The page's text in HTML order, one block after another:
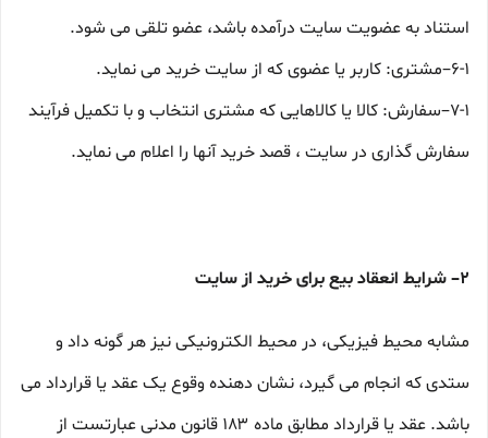
استناد به عضویت سایت درآمده باشد، عضو تلقی می شود.
۶-۱–مشتری: کاربر یا عضوی که از سایت خرید می نماید.
۷-۱–سفارش: کالا یا کالاهایی که مشتری انتخاب و با تکمیل فرآیند
سفارش گذاری در سایت ، قصد خرید آنها را اعلام می نماید.
۲– شرایط انعقاد بیع برای خرید از سایت
مشابه محیط فیزیکی، در محیط الکترونیکی نیز هر گونه داد و
ستدی که انجام می گیرد، نشان دهنده وقوع یک عقد یا قرارداد می
باشد. عقد یا قرارداد مطابق ماده ۱۸۳ قانون مدنی عبارتست از